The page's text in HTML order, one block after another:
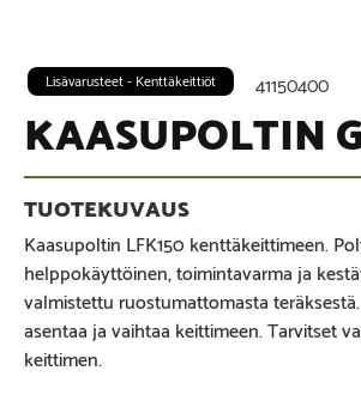
41150400
Lisävarusteet - Kenttäkeittiöt
KAASUPOLTIN
Kaasupoltin LFK150 kenttäkeittimeen.
helppokäyttöinen, toimintavarma ja
valmistettu ruostumattomasta
asentaa ja vaihtaa keittimeen. Tarvitset
keittimen.